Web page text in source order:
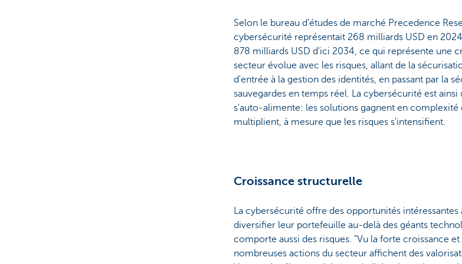
Selon le bureau d'études de marché Precedence
cybersécurité représentait 268 milliards USD en
878 milliards USD d'ici 2034, ce qui représente une
secteur évolue avec les risques, allant de la
d'entrée à la gestion des identités, en passant par la
sauvegardes en temps réel. La cybersécurité est
s'auto-alimente: les solutions gagnent en complexité
multiplient, à mesure que les risques s'intensifient.
Croissance structurelle
La cybersécurité offre des opportunités
diversifier leur portefeuille au-delà des géants
comporte aussi des risques. "Vu la forte croissance
nombreuses actions du secteur affichent des